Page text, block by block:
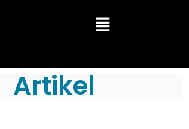
Artikel